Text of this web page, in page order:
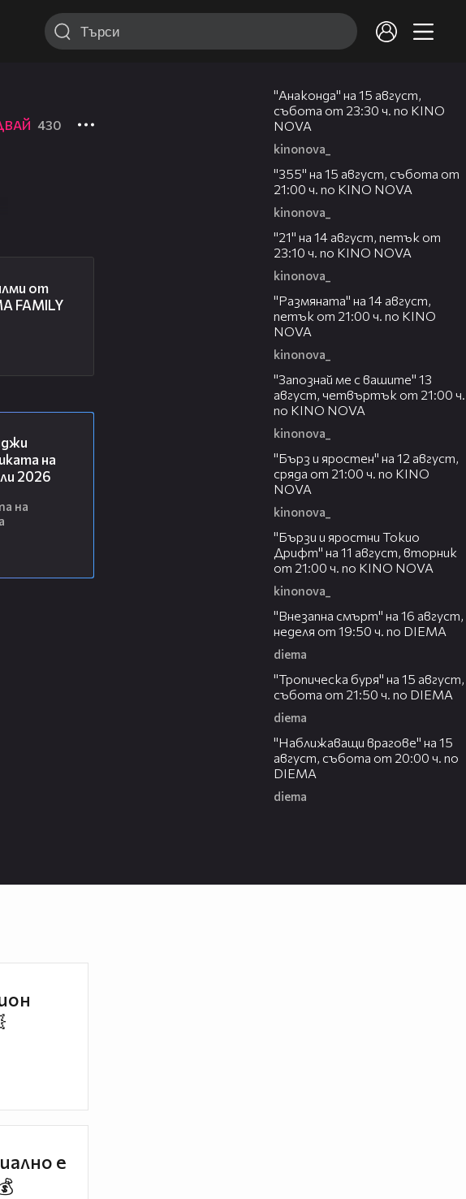
430
от
FAMILY
на
2026
на
"Анаконда" на 15 август,
събота от 23:30 ч. по KINO
NOVA
kinonova_
"355" на 15 август, събота от
21:00 ч. по KINO NOVA
kinonova_
"21" на 14 август, петък от
23:10 ч. по KINO NOVA
kinonova_
"Размянaта" на 14 август,
петък от 21:00 ч. по KINO
NOVA
kinonova_
"Запознай ме с вашите" 13
август, четвъртък от 21:00 ч.
по KINO NOVA
kinonova_
"Бърз и яростен" на 12 август,
сряда от 21:00 ч. по KINO
NOVA
kinonova_
"Бързи и яростни Токио
Дрифт" на 11 август, вторник
от 21:00 ч. по KINO NOVA
kinonova_
"Внезапна смърт" на 16 август,
неделя от 19:50 ч. по DIEMA
diema
"Тропическа буря" на 15 август,
събота от 21:50 ч. по DIEMA
diema
"Наближаващи врагове" на 15
август, събота от 20:00 ч. по
DIEMA
diema
е